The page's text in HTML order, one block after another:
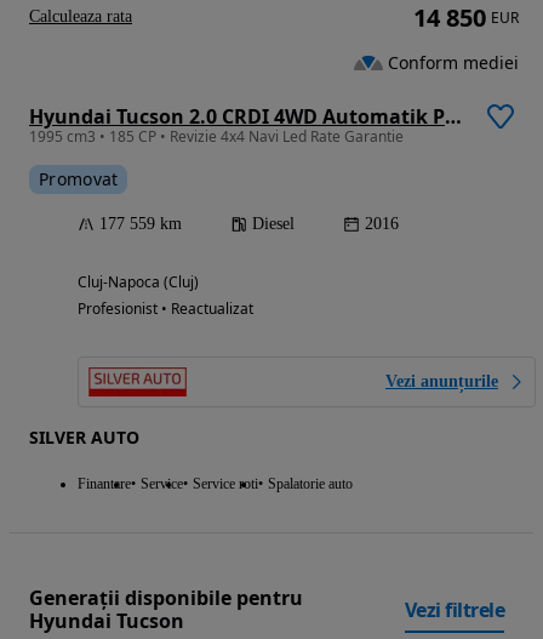
Hyundai Tucson 2.0 CRDI 4WD Automatik Premium
1995 cm3 • 185 CP • Revizie 4x4 Navi Led Rate Garantie
Promovat
177 559 km Diesel 2016
Cluj-Napoca (Cluj)
Profesionist • Reactualizat
Vezi anunțurile
SILVER AUTO
Finantare Service Service roti Spalatorie auto
14 850 EUR
Conform mediei
Calculeaza rata
Generații disponibile pentru
Hyundai Tucson
Vezi filtrele